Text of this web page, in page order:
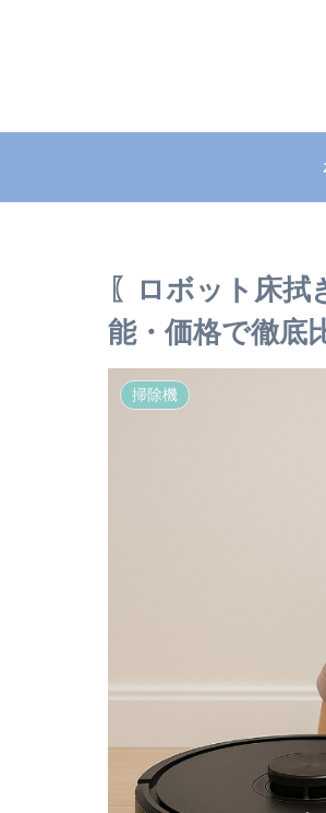
〖ロボット床拭
能・価格で徹底
掃除機